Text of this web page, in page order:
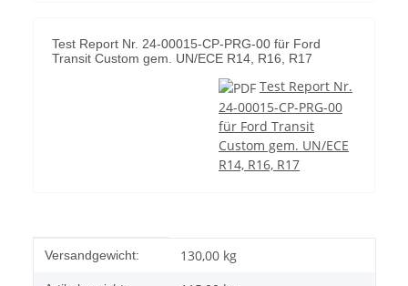
Test Report Nr. 24-00015-CP-PRG-00 für Ford
Transit Custom gem. UN/ECE R14, R16, R17
Test Report Nr.
24-00015-CP-PRG-00
für Ford Transit
Custom gem. UN/ECE
R14, R16, R17
Produkteigenschaft
Wert
Versandgewicht: 130,00 kg